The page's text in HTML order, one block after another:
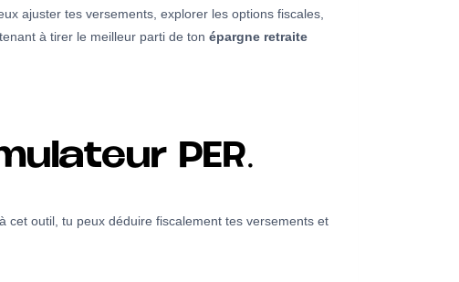
ajuster tes versements, explorer les options fiscales,
à tirer le meilleur parti de ton épargne retraite
PER.
cet outil, tu peux déduire fiscalement tes versements et